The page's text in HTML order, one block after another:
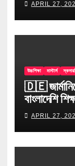
APRIL 27,
উচ্চশিক্ষা মাস্টার্স
🇩🇪
বাংলাদেশি
টিপস
APRIL 27,